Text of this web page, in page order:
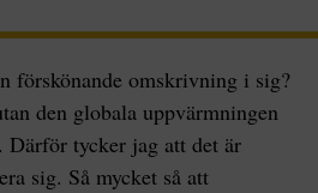
förskönande omskrivning i sig?
den globala uppvärmningen
Därför tycker jag att det är
sig. Så mycket så att